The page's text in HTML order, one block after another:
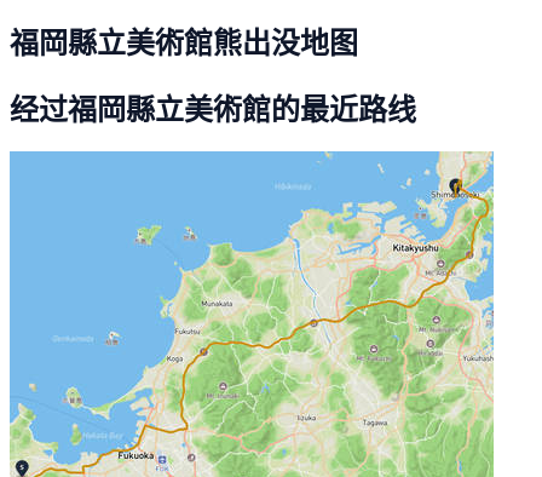
福岡縣立美術館熊出没地图
经过福岡縣立美術館的最近路线